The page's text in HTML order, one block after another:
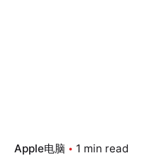
Apple电脑 1 min read